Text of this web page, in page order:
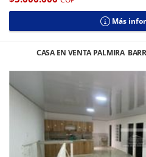
Más
CASA EN VENTA PALMIRA